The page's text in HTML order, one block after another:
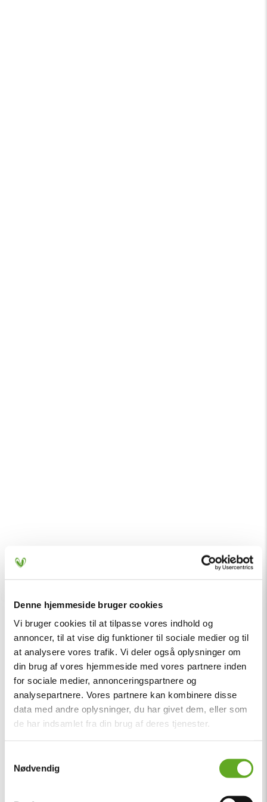
Denne hjemmeside bruger cookies
Vi bruger cookies til at tilpasse vores indhold og
annoncer, til at vise dig funktioner til sociale medier og til
at analysere vores trafik. Vi deler også oplysninger om
din brug af vores hjemmeside med vores partnere inden
for sociale medier, annonceringspartnere og
analysepartnere. Vores partnere kan kombinere disse
data med andre oplysninger, du har givet dem, eller som
de har indsamlet fra din brug af deres tjenester.
Nødvendig